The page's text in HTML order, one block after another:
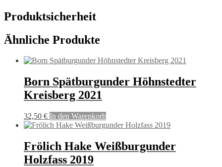
Produktsicherheit
Ähnliche Produkte
Born Spätburgunder Höhnstedter
Kreisberg 2021
32,50 € In den Warenkorb
Frölich Hake Weißburgunder
Holzfass 2019